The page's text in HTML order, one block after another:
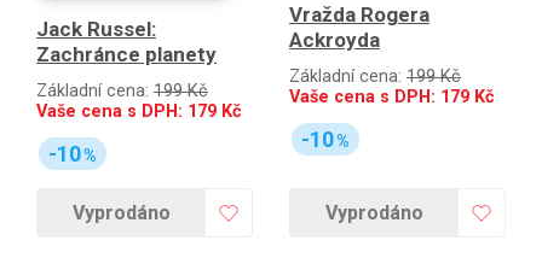
Jack Russel:
Zachránce planety
Základní cena: 199 Kč
Vaše cena s DPH: 179 Kč
-10%
Vyprodáno
Vražda Rogera
Ackroyda
Základní cena: 199 Kč
Vaše cena s DPH: 179 Kč
-10%
Vyprodáno